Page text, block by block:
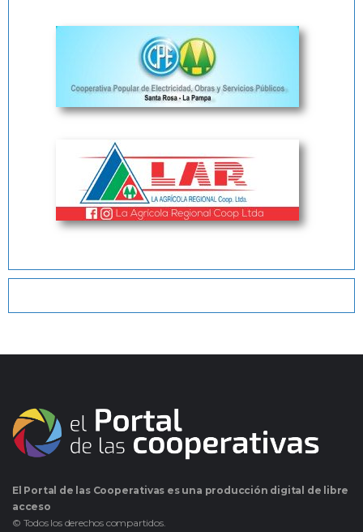
El Portal de las Cooperativas es una producción digital de libre
acceso
© Todos los derechos compartidos.